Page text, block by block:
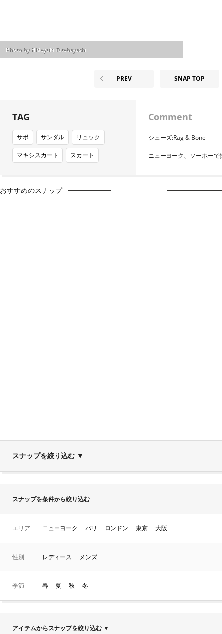
Photo by Hideyuki Tatebayashi
PREV SNAP TOP
TAG
サボ サンダル リュック
マキシスカート スカート
Comment
シューズ:Rag & Bone
ニューヨーク、ソーホーで
おすすめのスナップ
スナップを絞り込む ▼
スナップを条件から絞り込む
エリア ニューヨーク パリ ロンドン 東京 大阪
性別 レディース メンズ
季節 春 夏 秋 冬
アイテムからスナップを絞り込む ▼